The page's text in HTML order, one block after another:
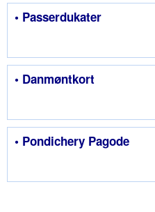
• Passerdukater
• Danmøntkort
• Pondichery Pagode